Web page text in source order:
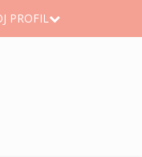
PROFIL